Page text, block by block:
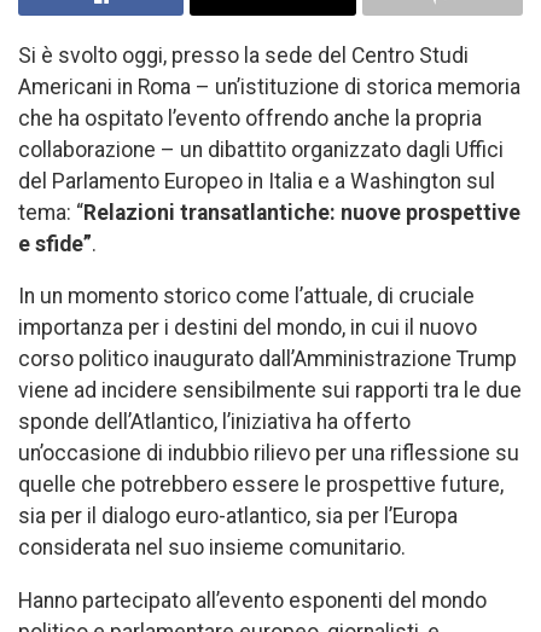
Si è svolto oggi, presso la sede del Centro Studi
Americani in Roma – un’istituzione di storica memoria
che ha ospitato l’evento offrendo anche la propria
collaborazione – un dibattito organizzato dagli Uffici
del Parlamento Europeo in Italia e a Washington sul
tema: “Relazioni transatlantiche: nuove prospettive
e sfide”.
In un momento storico come l’attuale, di cruciale
importanza per i destini del mondo, in cui il nuovo
corso politico inaugurato dall’Amministrazione Trump
viene ad incidere sensibilmente sui rapporti tra le due
sponde dell’Atlantico, l’iniziativa ha offerto
un’occasione di indubbio rilievo per una riflessione su
quelle che potrebbero essere le prospettive future,
sia per il dialogo euro-atlantico, sia per l’Europa
considerata nel suo insieme comunitario.
Hanno partecipato all’evento esponenti del mondo